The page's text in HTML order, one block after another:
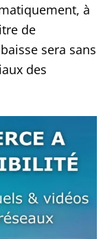
à
de
sera sans
des